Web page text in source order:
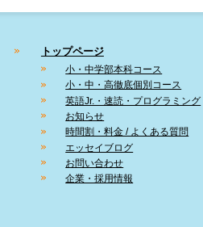
トップページ
小・中学部本科コース
小・中・高徹底個別コース
英語Jr.・速読・プログラミング
お知らせ
時間割・料金 / よくある質問
エッセイブログ
お問い合わせ
企業・採用情報